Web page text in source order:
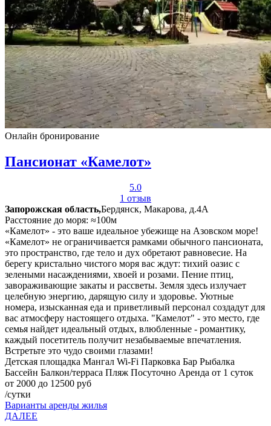
Онлайн бронирование
Пансионат «Камелот»
5.0
1 отзыв
Запорожская область,Бердянск, Макарова, д.4А
Расстояние до моря: ≈100м
«Камелот» - это ваше идеальное убежище на Азовском море!
«Камелот» не ограничивается рамками обычного пансионата,
это пространство, где тело и дух обретают равновесие. На
берегу кристально чистого моря вас ждут: тихий оазис с
зелеными насаждениями, хвоей и розами. Пение птиц,
завораживающие закаты и рассветы. Земля здесь излучает
целебную энергию, дарящую силу и здоровье. Уютные
номера, изысканная еда и приветливый персонал создадут для
вас атмосферу настоящего отдыха. "Камелот" - это место, где
семья найдет идеальный отдых, влюбленные - романтику,
каждый посетитель получит незабываемые впечатления.
Встретьте это чудо своими глазами!
Детская площадка Мангал Wi-Fi Парковка Бар Рыбалка
Бассейн Балкон/терраса Пляж Посуточно Аренда от 1 суток
от 2000 до 12500 руб
/сутки
Варианты аренды жилья
ДАЛЕЕ